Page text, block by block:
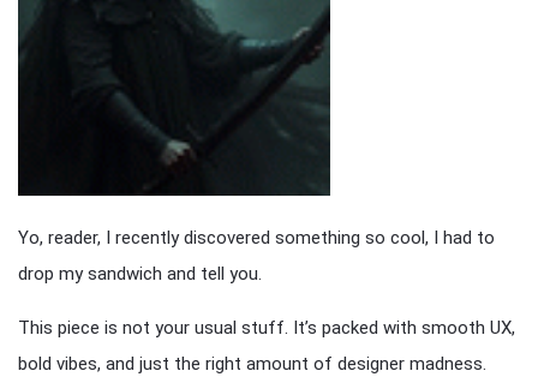
Yo, reader, I recently discovered something so cool, I had to
drop my sandwich and tell you.
This piece is not your usual stuff. It’s packed with smooth UX,
bold vibes, and just the right amount of designer madness.